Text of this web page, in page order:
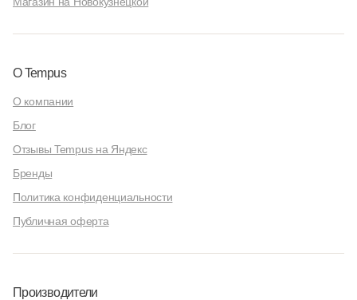
О Tempus
О компании
Блог
Отзывы Tempus на Яндекс
Бренды
Политика конфиденциальности
Публичная оферта
Производители